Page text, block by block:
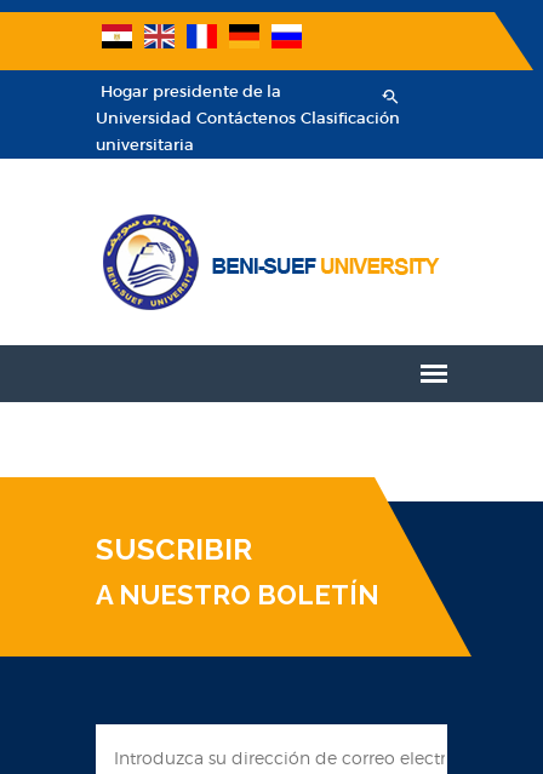
Hogar presidente de la
Universidad Contáctenos Clasificación
universitaria
SUSCRIBIR
A NUESTRO BOLETÍN